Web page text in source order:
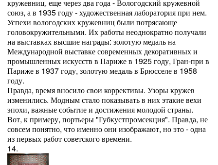
кружевниц, еще через два года - Вологодский кружевной
союз, а в 1935 году - художественная лаборатория при нем.
Успехи вологодских кружевниц были потрясающе
головокружительными. Их работы неоднократно получали
на выставках высшие награды: золотую медаль на
Международной выставке современных декоративных и
промышленных искусств в Париже в 1925 году, Гран-при в
Париже в 1937 году, золотую медаль в Брюсселе в 1958
году.
Правда, время вносило свои коррективы. Узоры кружев
изменились. Модным стало показывать в них этакие вехи
эпохи, важные событие и достижения молодой страны.
Вот, к примеру, портьеры "Губкустпромсекция". Правда, не
совсем понятно, что именно они изображают, но это - одна
из первых работ советского времени.
14.